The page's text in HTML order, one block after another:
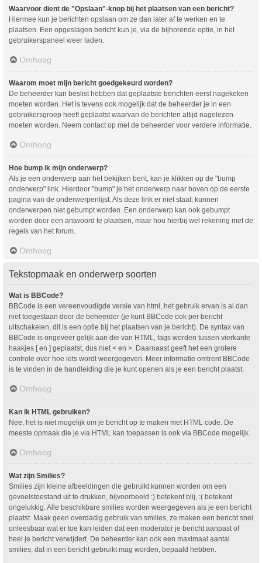
Waarvoor dient de "Opslaan"-knop bij het plaatsen van een bericht?
Hiermee kun je berichten opslaan om ze dan later af te werken en te
plaatsen. Een opgeslagen bericht kun je, via de bijhorende optie, in het
gebruikerspaneel weer laden.
Omhoog
Waarom moet mijn bericht goedgekeurd worden?
De beheerder kan beslist hebben dat geplaatste berichten eerst nagekeken
moeten worden. Het is tevens ook mogelijk dat de beheerder je in een
gebruikersgroep heeft geplaatst waarvan de berichten altijd nagelezen
moeten worden. Neem contact op met de beheerder voor verdere informatie.
Omhoog
Hoe bump ik mijn onderwerp?
Als je een onderwerp aan het bekijken bent, kan je klikken op de "bump
onderwerp" link. Hierdoor "bump" je het onderwerp naar boven op de eerste
pagina van de onderwerpenlijst. Als deze link er niet staat, kunnen
onderwerpen niet gebumpt worden. Een onderwerp kan ook gebumpt
worden door een antwoord te plaatsen, maar hou hierbij wel rekening met de
regels van het forum.
Omhoog
Tekstopmaak en onderwerp soorten
Wat is BBCode?
BBCode is een vereenvoudigde versie van html, het gebruik ervan is al dan
niet toegestaan door de beheerder (je kunt BBCode ook per bericht
uitschakelen, dit is een optie bij het plaatsen van je bericht). De syntax van
BBCode is ongeveer gelijk aan die van HTML, tags worden tussen vierkante
haakjes [ en ] geplaatst, dus niet < en >. Daarnaast geeft het een grotere
controle over hoe iets wordt weergegeven. Meer informatie omtrent BBCode
is te vinden in de handleiding die je kunt openen als je een bericht plaatst.
Omhoog
Kan ik HTML gebruiken?
Nee, het is niet mogelijk om je bericht op te maken met HTML code. De
meeste opmaak die je via HTML kan toepassen is ook via BBCode mogelijk.
Omhoog
Wat zijn Smilies?
Smilies zijn kleine afbeeldingen die gebruikt kunnen worden om een
gevoelstoestand uit te drukken, bijvoorbeeld :) betekent blij, :( betekent
ongelukkig. Alle beschikbare smilies worden weergegeven als je een bericht
plaatst. Maak geen overdadig gebruik van smilies, ze maken een bericht snel
onleesbaar wat er toe kan leiden dat een moderator je bericht aanpast of
heel je bericht verwijdert. De beheerder kan ook een maximaal aantal
smilies, dat in een bericht gebruikt mag worden, bepaald hebben.